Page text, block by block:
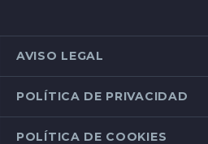
AVISO LEGAL
POLÍTICA DE PRIVACIDAD
POLÍTICA DE COOKIES